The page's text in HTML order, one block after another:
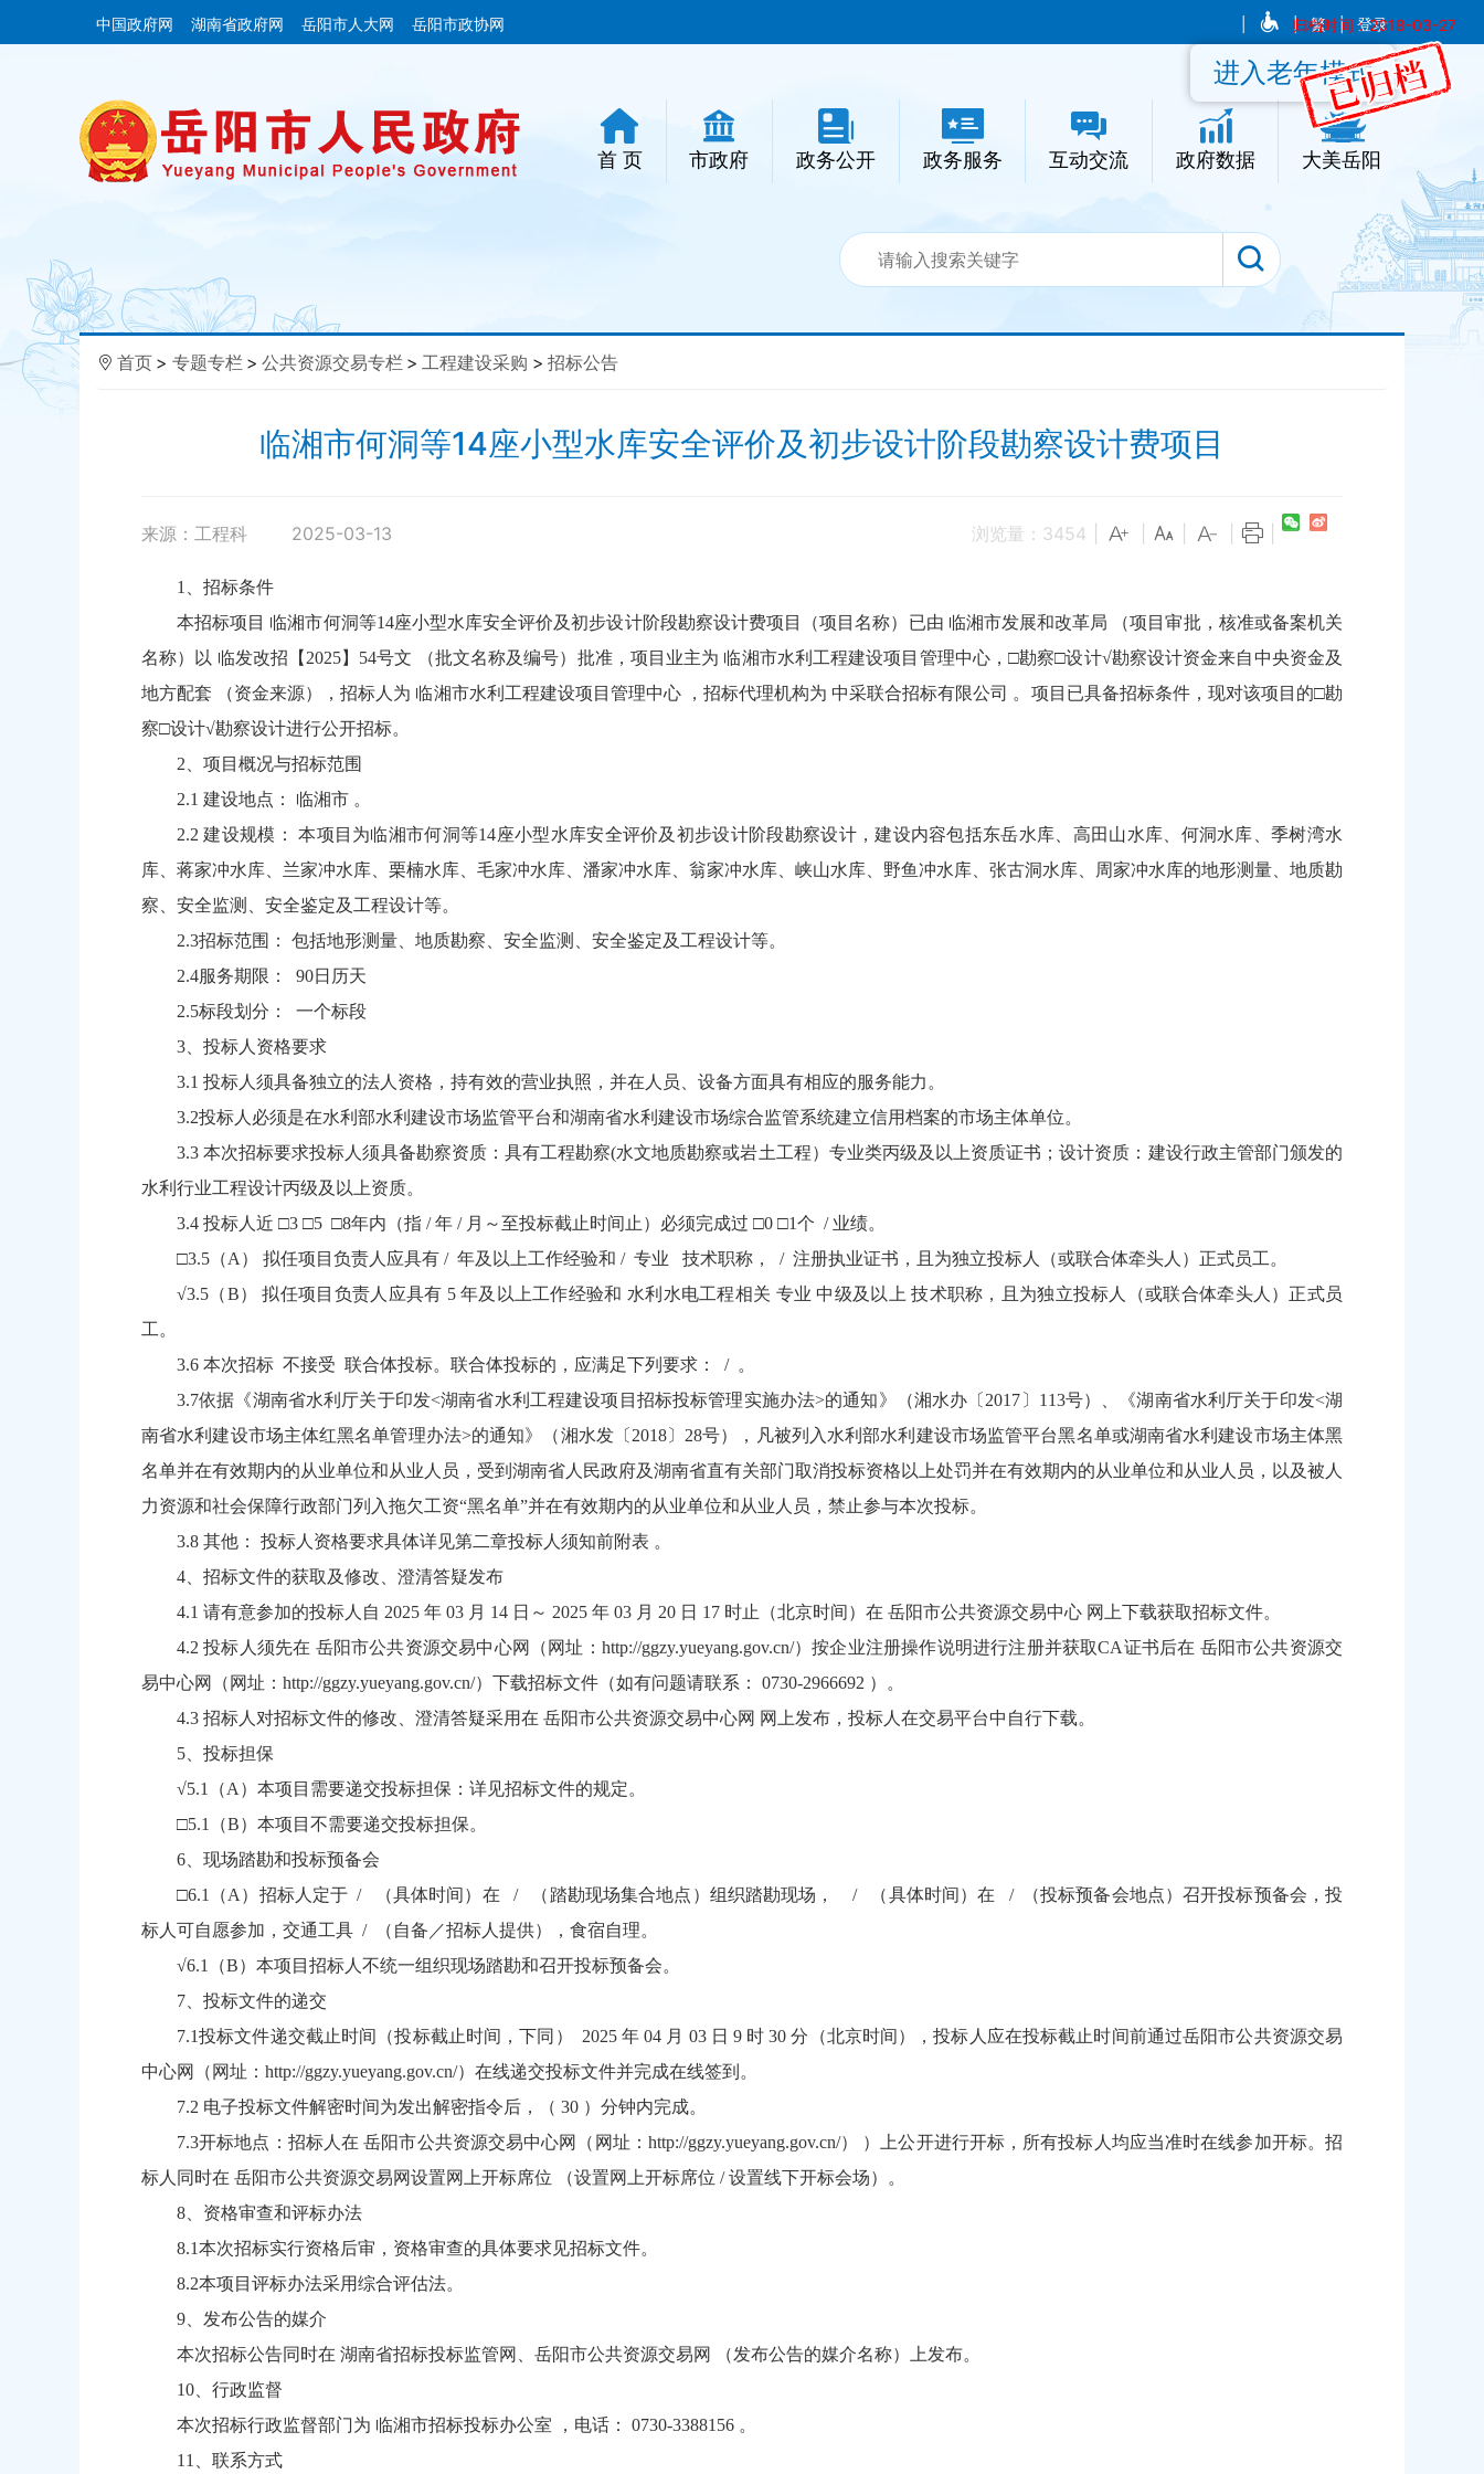
归档时间：2018-03-27
中国政府网 湖南省政府网 岳阳市人大网 岳阳市政协网 |繁| 登录
首 页 市政府 政务公开 政务服务 互动交流 政府数据 大美岳阳
进入老年模式
首页 > 专题专栏 > 公共资源交易专栏 > 工程建设采购 > 招标公告
临湘市何洞等14座小型水库安全评价及初步设计阶段勘察设计费项目
来源：工程科 2025-03-13 浏览量： 3454
1、招标条件
本招标项目 临湘市何洞等14座小型水库安全评价及初步设计阶段勘察设计费项目（项目名称）已由 临湘市发展和改革局 （项目审批，核准或备案机关
名称）以 临发改招【2025】54号文 （批文名称及编号）批准，项目业主为 临湘市水利工程建设项目管理中心，□勘察□设计√勘察设计资金来自中央资金及
地方配套 （资金来源），招标人为 临湘市水利工程建设项目管理中心 ，招标代理机构为 中采联合招标有限公司 。项目已具备招标条件，现对该项目的□勘
察□设计√勘察设计进行公开招标。
2、项目概况与招标范围
2.1 建设地点： 临湘市 。
2.2 建设规模： 本项目为临湘市何洞等14座小型水库安全评价及初步设计阶段勘察设计，建设内容包括东岳水库、高田山水库、何洞水库、季树湾水
库、蒋家冲水库、兰家冲水库、栗楠水库、毛家冲水库、潘家冲水库、翁家冲水库、峡山水库、野鱼冲水库、张古洞水库、周家冲水库的地形测量、地质勘
察、安全监测、安全鉴定及工程设计等。
2.3招标范围： 包括地形测量、地质勘察、安全监测、安全鉴定及工程设计等。
2.4服务期限： 90日历天
2.5标段划分： 一个标段
3、投标人资格要求
3.1 投标人须具备独立的法人资格，持有效的营业执照，并在人员、设备方面具有相应的服务能力。
3.2投标人必须是在水利部水利建设市场监管平台和湖南省水利建设市场综合监管系统建立信用档案的市场主体单位。
3.3 本次招标要求投标人须具备勘察资质：具有工程勘察(水文地质勘察或岩土工程）专业类丙级及以上资质证书；设计资质：建设行政主管部门颁发的
水利行业工程设计丙级及以上资质。
3.4 投标人近 □3 □5 □8年内（指 / 年 / 月～至投标截止时间止）必须完成过 □0 □1个 / 业绩。
□3.5（A） 拟任项目负责人应具有 / 年及以上工作经验和 / 专业 技术职称， / 注册执业证书，且为独立投标人（或联合体牵头人）正式员工。
√3.5（B） 拟任项目负责人应具有 5 年及以上工作经验和 水利水电工程相关 专业 中级及以上 技术职称，且为独立投标人（或联合体牵头人）正式员
工。
3.6 本次招标 不接受 联合体投标。联合体投标的，应满足下列要求： / 。
3.7依据《湖南省水利厅关于印发<湖南省水利工程建设项目招标投标管理实施办法>的通知》（湘水办〔2017〕113号）、《湖南省水利厅关于印发<湖
南省水利建设市场主体红黑名单管理办法>的通知》（湘水发〔2018〕28号），凡被列入水利部水利建设市场监管平台黑名单或湖南省水利建设市场主体黑
名单并在有效期内的从业单位和从业人员，受到湖南省人民政府及湖南省直有关部门取消投标资格以上处罚并在有效期内的从业单位和从业人员，以及被人
力资源和社会保障行政部门列入拖欠工资“黑名单”并在有效期内的从业单位和从业人员，禁止参与本次投标。
3.8 其他： 投标人资格要求具体详见第二章投标人须知前附表 。
4、招标文件的获取及修改、澄清答疑发布
4.1 请有意参加的投标人自 2025 年 03 月 14 日～ 2025 年 03 月 20 日 17 时止（北京时间）在 岳阳市公共资源交易中心 网上下载获取招标文件。
4.2 投标人须先在 岳阳市公共资源交易中心网（网址：http://ggzy.yueyang.gov.cn/）按企业注册操作说明进行注册并获取CA证书后在 岳阳市公共资源交
易中心网（网址：http://ggzy.yueyang.gov.cn/）下载招标文件（如有问题请联系： 0730-2966692 ）。
4.3 招标人对招标文件的修改、澄清答疑采用在 岳阳市公共资源交易中心网 网上发布，投标人在交易平台中自行下载。
5、投标担保
√5.1（A）本项目需要递交投标担保：详见招标文件的规定。
□5.1（B）本项目不需要递交投标担保。
6、现场踏勘和投标预备会
□6.1（A）招标人定于 / （具体时间）在 / （踏勘现场集合地点）组织踏勘现场， / （具体时间）在 / （投标预备会地点）召开投标预备会，投
标人可自愿参加，交通工具 / （自备／招标人提供），食宿自理。
√6.1（B）本项目招标人不统一组织现场踏勘和召开投标预备会。
7、投标文件的递交
7.1投标文件递交截止时间（投标截止时间，下同） 2025 年 04 月 03 日 9 时 30 分（北京时间），投标人应在投标截止时间前通过岳阳市公共资源交易
中心网（网址：http://ggzy.yueyang.gov.cn/）在线递交投标文件并完成在线签到。
7.2 电子投标文件解密时间为发出解密指令后，（ 30 ）分钟内完成。
7.3开标地点：招标人在 岳阳市公共资源交易中心网（网址：http://ggzy.yueyang.gov.cn/） ）上公开进行开标，所有投标人均应当准时在线参加开标。招
标人同时在 岳阳市公共资源交易网设置网上开标席位 （设置网上开标席位 / 设置线下开标会场）。
8、资格审查和评标办法
8.1本次招标实行资格后审，资格审查的具体要求见招标文件。
8.2本项目评标办法采用综合评估法。
9、发布公告的媒介
本次招标公告同时在 湖南省招标投标监管网、岳阳市公共资源交易网 （发布公告的媒介名称）上发布。
10、行政监督
本次招标行政监督部门为 临湘市招标投标办公室 ，电话： 0730-3388156 。
11、联系方式